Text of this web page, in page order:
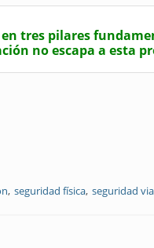
tres pilares
no escapa a esta
seguridad física seguridad